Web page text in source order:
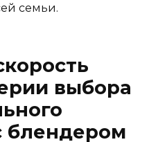
семьи.
выбора
блендером